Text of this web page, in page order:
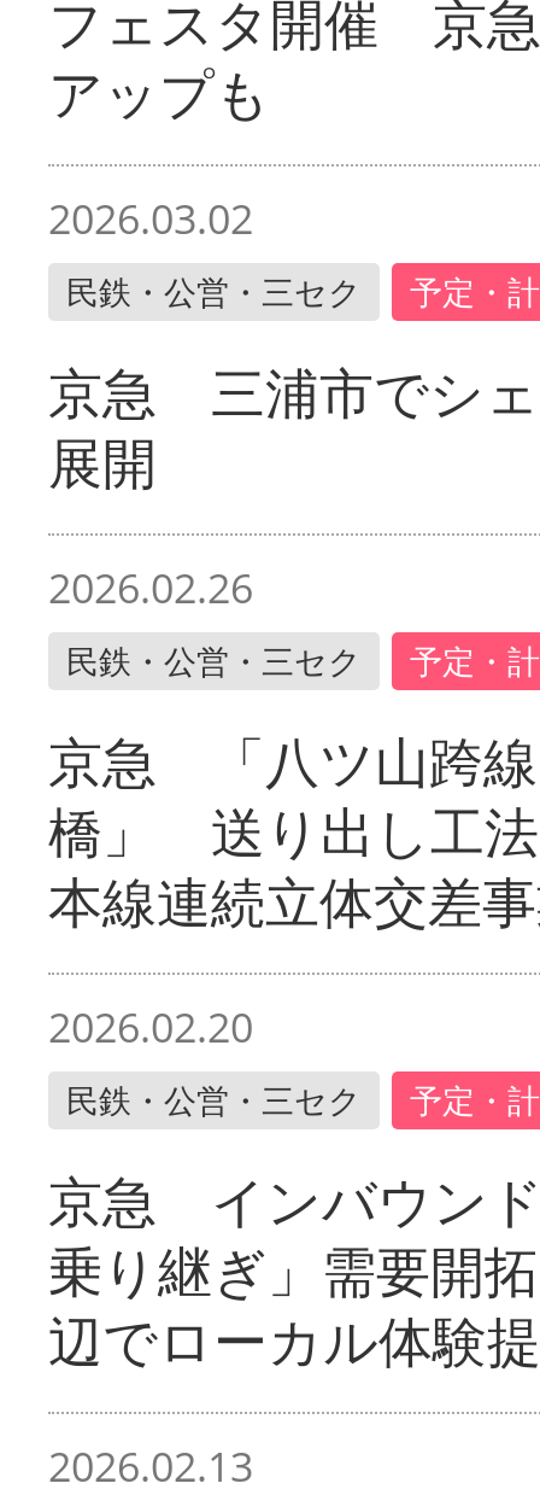
フェスタ開催 京
アップも
2026.03.02
民鉄・公営・三セク 予定・
京急 三浦市でシ
展開
2026.02.26
民鉄・公営・三セク 予定・
京急 「八ツ山跨
橋」 送り出し工
本線連続立体交差
2026.02.20
民鉄・公営・三セク 予定・
京急 インバウン
乗り継ぎ」需要開
辺でローカル体験
2026.02.13